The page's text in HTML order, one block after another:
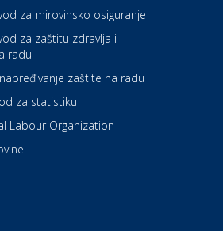
– kosilice, motorne
za mirovinsko osiguranje
za zaštitu zdravlja i
radu
zaštite na radu
za statistiku
Labour Organization